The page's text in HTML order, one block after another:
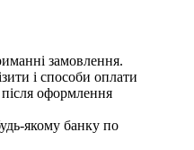
замовлення.
і способи оплати
оформлення
якому банку по